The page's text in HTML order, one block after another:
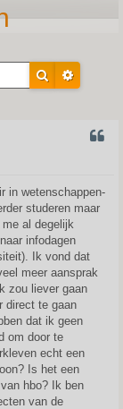
in wetenschappen-
studeren maar
al degelijk
infodagen
Ik vond dat
meer aansprak
zou liever gaan
direct te gaan
dat ik geen
om door te
echt een
Is het een
hbo? Ik ben
van de